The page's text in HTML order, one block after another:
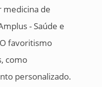
de
- Saúde e
favoritismo
como
personalizado.